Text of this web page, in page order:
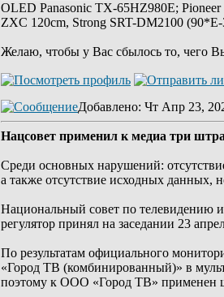
OLED Panasonic TX-65HZ980E;
ZXC 120cm, Strong SRT-DM2100
Желаю, чтобы у Вас сбылось то, чего
Добавлено: Чт Апр 23,
Нацсовет применил к медиа три
Среди основных нарушений:
а также отсутствие исходных данных,
Национальный совет по телевидению
регулятор принял на заседании 23
По результатам официального
«Город ТВ (комбинированный)» в
поэтому к ООО «Город ТВ» применен